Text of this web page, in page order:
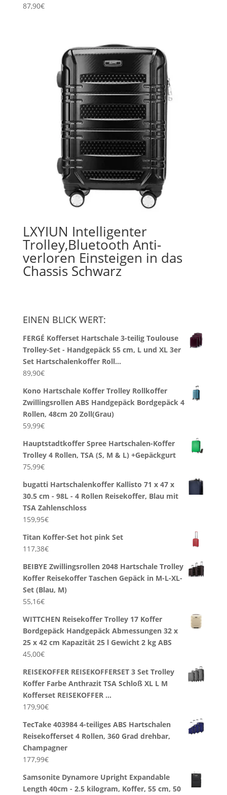
87,90€
LXYIUN Intelligenter
Trolley,Bluetooth Anti-
verloren Einsteigen in das
Chassis Schwarz
EINEN BLICK WERT:
FERGÉ Kofferset Hartschale 3-teilig Toulouse
Trolley-Set - Handgepäck 55 cm, L und XL 3er
Set Hartschalenkoffer Roll…
89,90€
Kono Hartschale Koffer Trolley Rollkoffer
Zwillingsrollen ABS Handgepäck Bordgepäck 4
Rollen, 48cm 20 Zoll(Grau)
59,99€
Hauptstadtkoffer Spree Hartschalen-Koffer
Trolley 4 Rollen, TSA (S, M & L) +Gepäckgurt
75,99€
bugatti Hartschalenkoffer Kallisto 71 x 47 x
30.5 cm - 98L - 4 Rollen Reisekoffer, Blau mit
TSA Zahlenschloss
159,95€
Titan Koffer-Set hot pink Set
117,38€
BEIBYE Zwillingsrollen 2048 Hartschale Trolley
Koffer Reisekoffer Taschen Gepäck in M-L-XL-
Set (Blau, M)
55,16€
WITTCHEN Reisekoffer Trolley 17 Koffer
Bordgepäck Handgepäck Abmessungen 32 x
25 x 42 cm Kapazität 25 l Gewicht 2 kg ABS
45,00€
REISEKOFFER REISEKOFFERSET 3 Set Trolley
Koffer Farbe Anthrazit TSA Schloß XL L M
Kofferset REISEKOFFER …
179,90€
TecTake 403984 4-teiliges ABS Hartschalen
Reisekofferset 4 Rollen, 360 Grad drehbar,
Champagner
177,99€
Samsonite Dynamore Upright Expandable
Length 40cm - 2.5 kilogram, Koffer, 55 cm, 50